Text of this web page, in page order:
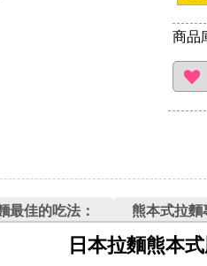
商品
最佳的吃法： 熊本式拉麵
日本拉麵熊本